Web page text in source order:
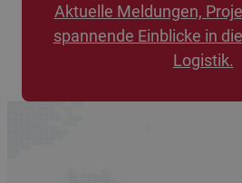
Aktuelle Meldungen,
spannende Einblicke in
Logistik.